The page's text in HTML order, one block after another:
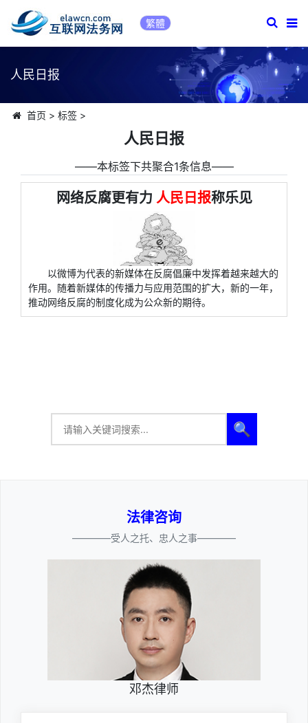
繁體
人民日报
首页 > 标签>
人民日报
――本标签下共聚合1条信息――
网络反腐更有力 人民日报称乐见
以微博为代表的新媒体在反腐倡廉中发挥着越来越大的
作用。随着新媒体的传播力与应用范围的扩大，新的一年，
推动网络反腐的制度化成为公众新的期待。
🔍
法律咨询
————受人之托、忠人之事————
邓杰律师